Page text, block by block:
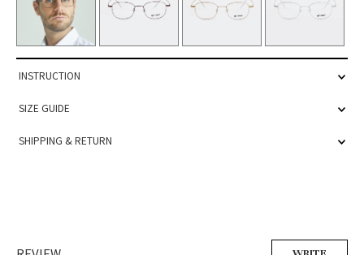
INSTRUCTION
SIZE GUIDE
SHIPPING & RETURN